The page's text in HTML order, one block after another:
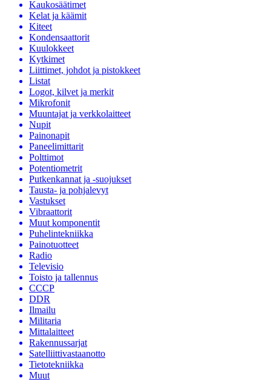
Kaukosäätimet
Kelat ja käämit
Kiteet
Kondensaattorit
Kuulokkeet
Kytkimet
Liittimet, johdot ja pistokkeet
Listat
Logot, kilvet ja merkit
Mikrofonit
Muuntajat ja verkkolaitteet
Nupit
Painonapit
Paneelimittarit
Polttimot
Potentiometrit
Putkenkannat ja -suojukset
Tausta- ja pohjalevyt
Vastukset
Vibraattorit
Muut komponentit
Puhelintekniikka
Painotuotteet
Radio
Televisio
Toisto ja tallennus
CCCP
DDR
Ilmailu
Militaria
Mittalaitteet
Rakennussarjat
Satelliittivastaanotto
Tietotekniikka
Muut